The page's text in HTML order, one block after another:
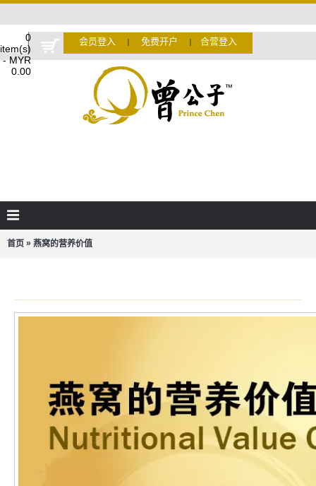
0
item(s)
- MYR
0.00
会员登入 免费开户 合营登入
首页 » 燕窝的营养价值